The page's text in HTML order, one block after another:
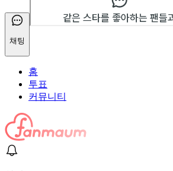
채팅
홈
투표
커뮤니티